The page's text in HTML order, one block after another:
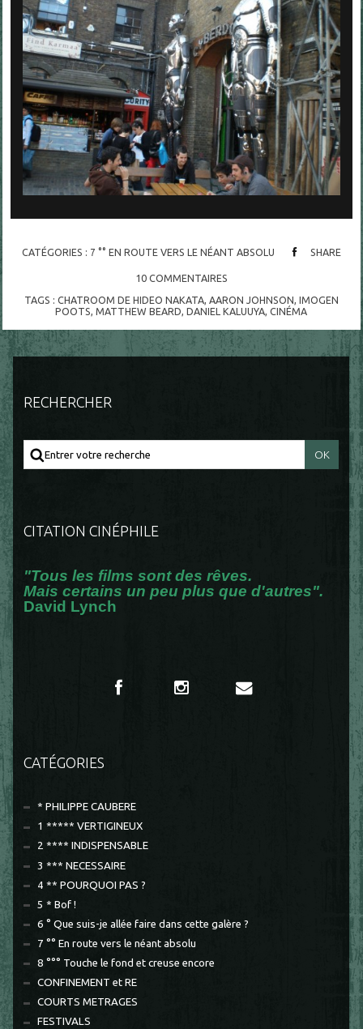
CATÉGORIES : 7 °° EN ROUTE VERS LE NÉANT ABSOLU SHARE
10 COMMENTAIRES
TAGS : CHATROOM DE HIDEO NAKATA, AARON JOHNSON IMOGEN
POOTS ,MATTHEW BEARD ,DANIEL KALUUYA ,CINÉMA
RECHERCHER
CITATION CINÉPHILE
"Tous les films sont des rêves.
Mais certains un peu plus que d'autres".
David Lynch
CATÉGORIES
* PHILIPPE CAUBERE
1 ***** VERTIGINEUX
2 **** INDISPENSABLE
3 *** NECESSAIRE
4 ** POURQUOI PAS ?
5 * Bof !
6 ° Que suis-je allée faire dans cette galère ?
7 °° En route vers le néant absolu
8 °°° Touche le fond et creuse encore
CONFINEMENT et RE
COURTS METRAGES
FESTIVALS